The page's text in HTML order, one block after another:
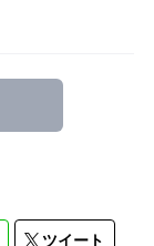
ツイート